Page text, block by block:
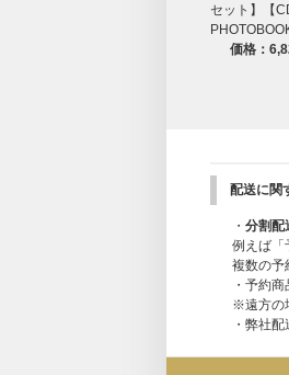
セット】【
価格：
配送に関
・ 分割配
例えば「
複数の予
・予約商
※遠方の
・弊社